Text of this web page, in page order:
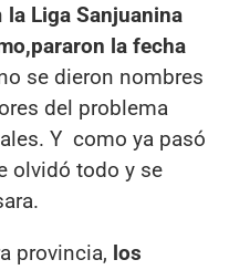
la Liga Sanjuanina
pararon la fecha
se dieron nombres
del problema
Y como ya pasó
olvidó todo y se
provincia, los